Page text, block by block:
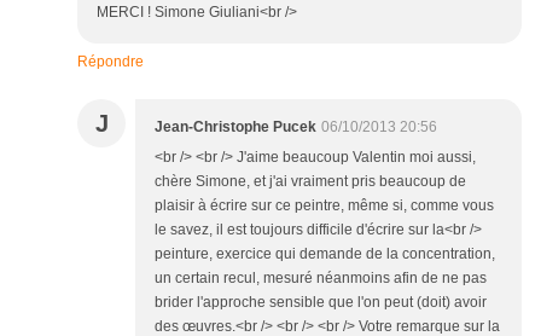
MERCI ! Simone Giuliani<br />
Répondre
J Jean-Christophe Pucek 06/10/2013 20:56
<br /> <br /> J'aime beaucoup Valentin moi aussi,
chère Simone, et j'ai vraiment pris beaucoup de
plaisir à écrire sur ce peintre, même si, comme vous
le savez, il est toujours difficile d'écrire sur la<br />
peinture, exercice qui demande de la concentration,
un certain recul, mesuré néanmoins afin de ne pas
brider l'approche sensible que l'on peut (doit) avoir
des œuvres.<br /> <br /> <br /> Votre remarque sur la